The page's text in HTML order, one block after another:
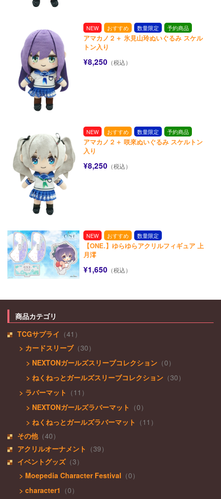
NEW おすすめ 数量限定 予約商品
アマカノ２＋ 氷見山玲ぬいぐるみ スケル
トン入り
¥8,250 （税込）
NEW おすすめ 数量限定 予約商品
アマカノ２＋ 咲來ぬいぐるみ スケルトン
入り
¥8,250 （税込）
NEW おすすめ 数量限定
【ONE.】ゆらゆらアクリルフィギュア 上
月澪
¥1,650 （税込）
商品カテゴリ
TCGサプライ （41）
> カードスリーブ（30）
> NEXTONガールズスリーブコレクション （0）
> ねくねっとガールズスリーブコレクション （30）
> ラバーマット （11）
> NEXTONガールズラバーマット （0）
> ねくねっとガールズラバーマット （11）
その他（40）
アクリルオーナメント （39）
イベントグッズ（3）
> Moepedia Character Festival （0）
> character1 （0）